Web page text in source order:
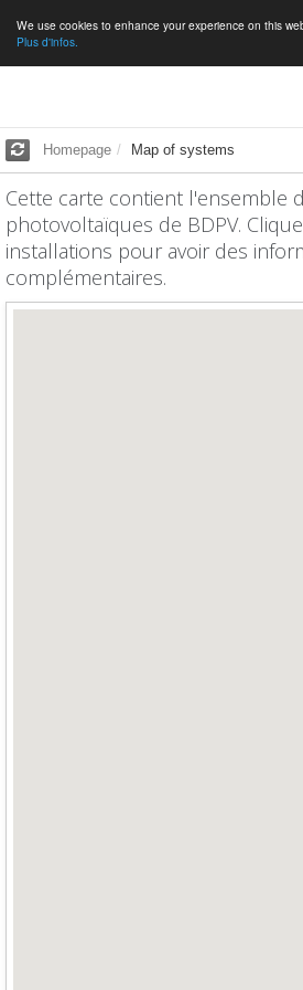
We use cookies to enhance your experience on this
Plus d'infos.
Homepage Map of systems
Cette carte contient l'ensemble
photovoltaïques de BDPV.
installations pour avoir des
complémentaires.